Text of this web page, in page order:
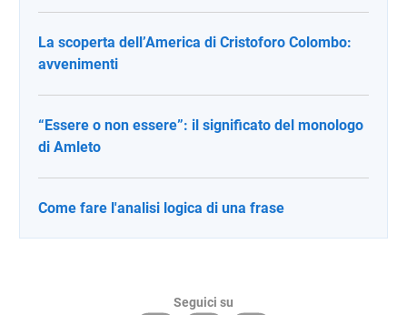
La scoperta dell’America di Cristoforo Colombo:
avvenimenti
“Essere o non essere”: il significato del monologo
di Amleto
Come fare l'analisi logica di una frase
Seguici su